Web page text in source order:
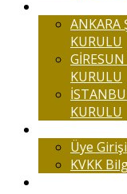
ANKARA
KURULU
KURULU
KURULU
Üye Girişi
KVKK